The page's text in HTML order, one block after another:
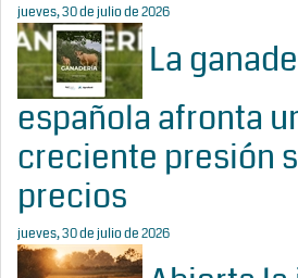
jueves, 30 de julio de 2026
La
española afronta
creciente presión
precios
jueves, 30 de julio de 2026